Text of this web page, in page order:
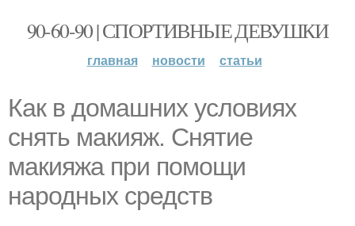
90-60-90 | СПОРТИВНЫЕ ДЕВУШКИ
главная новости статьи
Как в домашних условиях
снять макияж. Снятие
макияжа при помощи
народных средств